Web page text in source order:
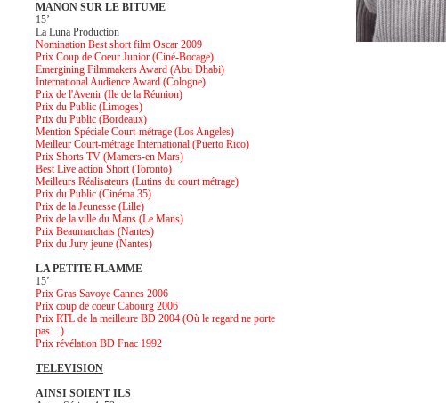
MANON SUR LE BITUME
15’
La Luna Production
Nomination Best short film Oscar 2009
Prix Coup de Coeur Junior (Ciné-Bocage)
Emergining Filmmakers Award (Abu Dhabi)
International Audience Award (Cologne)
Prix de l'Avenir (Ile de la Réunion)
Prix du Public (Limoges)
Prix du Public (Bordeaux)
Mention Spéciale Court-métrage (Los Angeles)
Meilleur Court-métrage International (Puerto Rico)
Prix Shorts TV (Mamers-en Mars)
Best Live action Short (Toronto)
Meilleurs Réalisateurs (Lutins du court métrage)
Prix du Public (Cinéma 35)
Prix de la Jeunesse (Lille)
Prix de la ville du Mans (Le Mans)
Prix Beaumarchais (Nantes)
Prix du Jury jeune (Nantes)
LA PETITE FLAMME
15’
Prix Gras Savoye Cannes 2006
Prix coup de coeur Cabourg 2006
Prix RTL de la meilleure BD 2004 (Où le regard ne porte
pas…)
Prix révélation BD Fnac 1992
TELEVISION
AINSI SOIENT ILS